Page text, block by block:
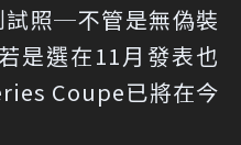
試照─不管是無偽裝
是選在11月發表也
Coupe已將在今